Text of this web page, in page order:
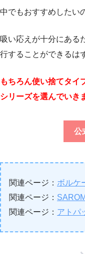
中でもおすすめしたい
吸い応えが十分にある
行することができるは
もちろん使い捨てタイ
シリーズを選んでいき
公
関連ページ： ボルケ
関連ページ：
関連ページ： アトパ